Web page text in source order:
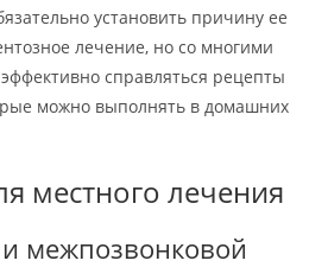
установить причину ее
лечение, но со многими
справляться рецепты
можно выполнять в домашних
местного лечения
и межпозвонковой